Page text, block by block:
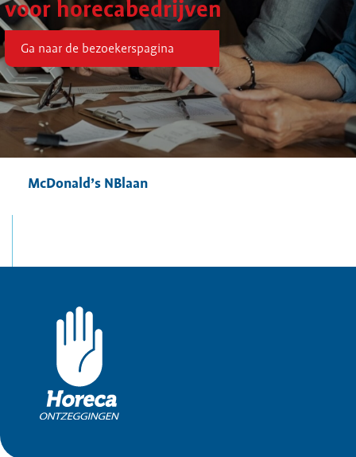
voor horecabedrijven
Ga naar de bezoekerspagina
McDonald’s NBlaan